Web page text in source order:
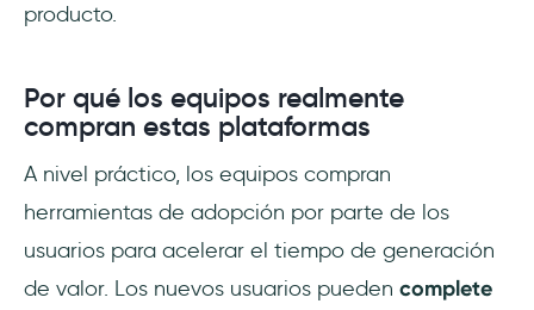
producto.
Por qué los equipos realmente
compran estas plataformas
A nivel práctico, los equipos compran
herramientas de adopción por parte de los
usuarios para acelerar el tiempo de generación
de valor. Los nuevos usuarios pueden complete